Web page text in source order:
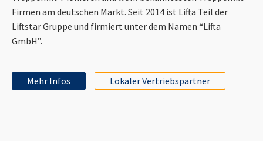
Firmen am deutschen Markt. Seit 2014 ist Lifta Teil der
Liftstar Gruppe und firmiert unter dem Namen “Lifta
GmbH”.
Mehr Infos Lokaler Vertriebspartner